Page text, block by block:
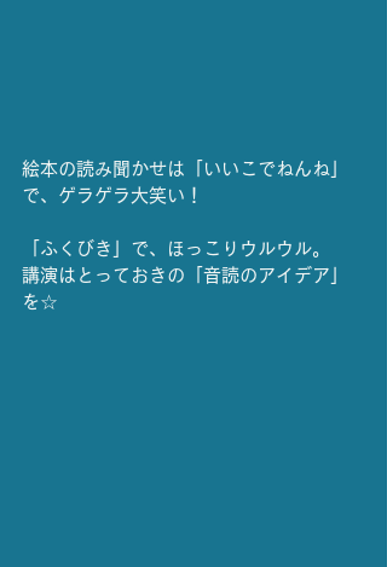
絵本の読み聞かせは「いいこでねんね」
で、ゲラゲラ大笑い！
「ふくびき」で、ほっこりウルウル。
講演はとっておきの「音読のアイデア」
を☆